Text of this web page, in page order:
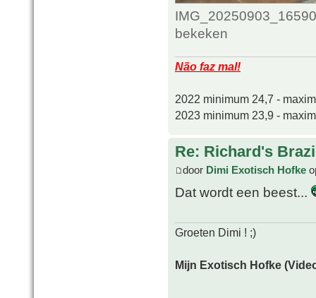
bekeken
Não faz mal!
2022 minimum 24,7 -
2023 minimum 23,9 -
Re: Richard's
door Dimi Exotisch Hofke
Dat wordt een beest...
Groeten Dimi ! ;)
Mijn Exotisch Hofke